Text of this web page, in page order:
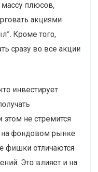
плюсов,
акциями
Кроме того,
сразу во все акции
инвестирует
не стремится
фондовом рынке
фишки отличаются
Это влияет и на